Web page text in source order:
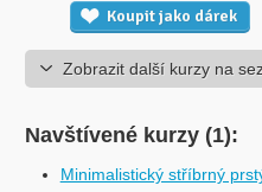
Koupit jako dárek
Zobrazit další kurzy na
Navštívené kurzy (1):
Minimalistický stříbrný